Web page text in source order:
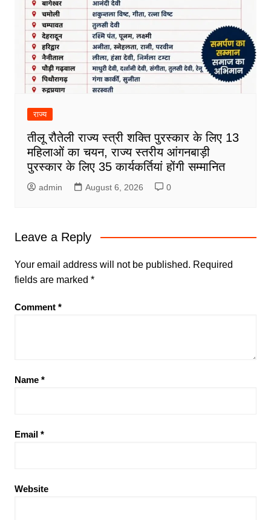
राज्य
तीलू रौतेली राज्य स्त्री शक्ति पुरस्कार के लिए 13
महिलाओं का चयन, राज्य स्तरीय आंगनबाड़ी
पुरस्कार के लिए 35 कार्यकर्तियां होंगी सम्मानित
admin August 6, 2026 0
Leave a Reply
Your email address will not be published. Required
fields are marked *
Comment *
Name *
Email *
Website